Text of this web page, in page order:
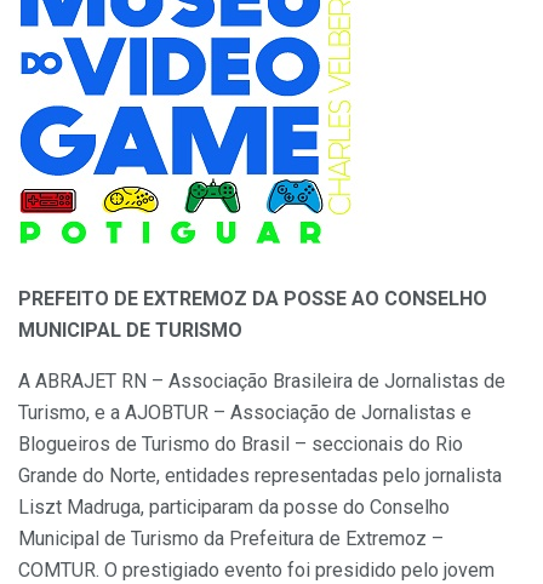
PREFEITO DE EXTREMOZ DA POSSE AO CONSELHO
MUNICIPAL DE TURISMO
A ABRAJET RN – Associação Brasileira de Jornalistas de
Turismo, e a AJOBTUR – Associação de Jornalistas e
Blogueiros de Turismo do Brasil – seccionais do Rio
Grande do Norte, entidades representadas pelo jornalista
Liszt Madruga, participaram da posse do Conselho
Municipal de Turismo da Prefeitura de Extremoz –
COMTUR. O prestigiado evento foi presidido pelo jovem